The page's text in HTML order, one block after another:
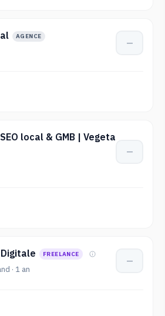
AGENCE
—
local & GMB | Vegeta
—
FREELANCE
· 1 an
—